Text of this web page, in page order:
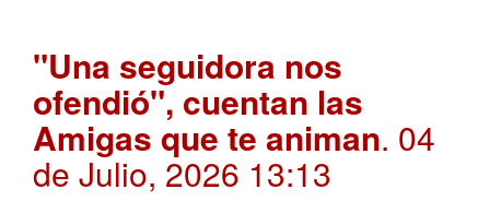
"Una seguidora nos
ofendió", cuentan las
Amigas que te animan. 04
de Julio, 2026 13:13